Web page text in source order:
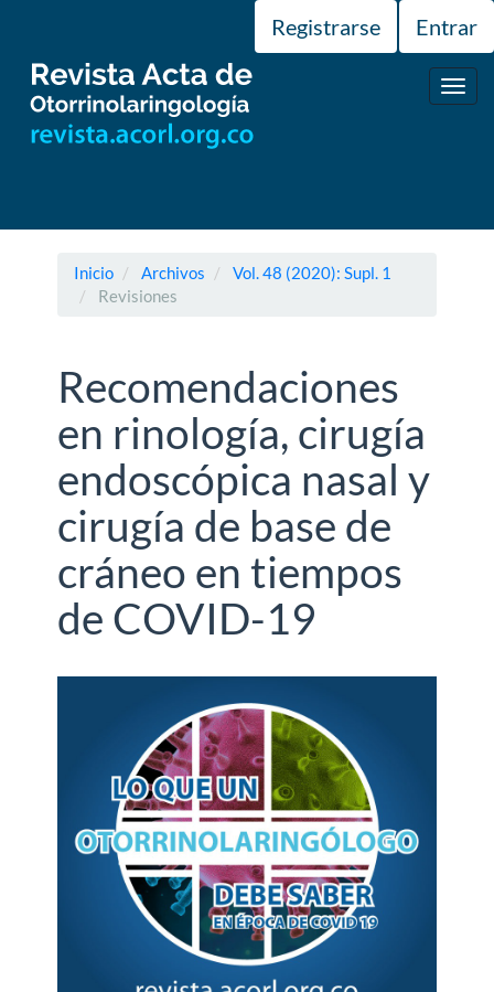
principal
Barra
lateral
Registrarse Entrar
Inicio Archivos
Vol. 48 (2020): Supl. 1
Revisiones
Recomendaciones
en rinología, cirugía
endoscópica nasal y
cirugía de base de
cráneo en tiempos
de COVID-19
lateral
artículo